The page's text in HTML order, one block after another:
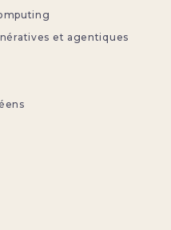
et agentiques